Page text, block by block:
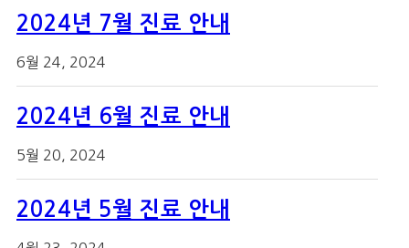
2024년 7월 진료 안내
6월 24, 2024
2024년 6월 진료 안내
5월 20, 2024
2024년 5월 진료 안내